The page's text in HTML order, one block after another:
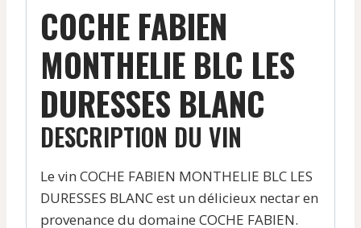
COCHE FABIEN
MONTHELIE BLC LES
DURESSES BLANC
DESCRIPTION DU VIN
Le vin COCHE FABIEN MONTHELIE BLC LES
DURESSES BLANC est un délicieux nectar en
provenance du domaine COCHE FABIEN.